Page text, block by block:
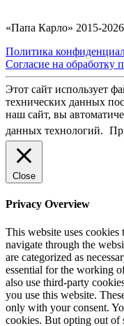
«Папа Карло» 2015-2026
Политика
Согласие на обработку
Этот сайт использует
технических данных
наш сайт, вы
данных технологий.
Close
Privacy Overview
This website uses
navigate through the
are categorized as
essential for the working
also use third-party
you use this website.
only with your consent.
cookies. But opting out of